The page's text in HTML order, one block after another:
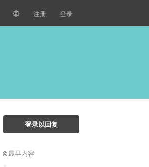
注册 登录
登录以回复
最早内容